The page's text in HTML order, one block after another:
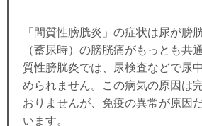
「間質性膀胱炎」の症状は尿が膀
（蓄尿時）の膀胱痛がもっとも共
質性膀胱炎では、尿検査などで尿
められません。この病気の原因は
おりませんが、免疫の異常が原因
います。